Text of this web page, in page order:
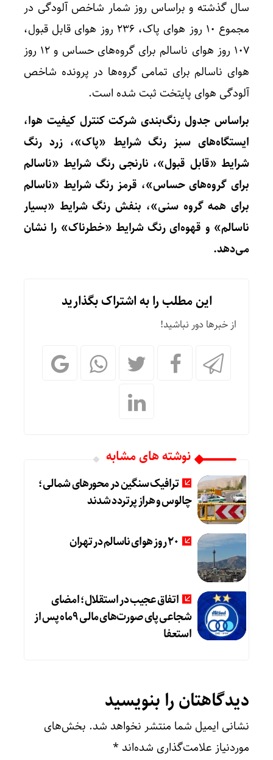
سال گذشته و براساس روز شمار شاخص آلودگی در
مجموع ۱۰ روز هوای پاک، ۲۳۶ روز هوای قابل قبول،
۱۰۷ روز هوای ناسالم برای گروه‌های حساس و ۱۲ روز
هوای ناسالم برای تمامی گروه‌ها در پرونده شاخص
آلودگی هوای پایتخت ثبت شده است.
براساس جدول رنگ‌بندی شرکت کنترل کیفیت هوا،
ایستگاه‌های سبز رنگ شرایط «پاک»، زرد رنگ
شرایط «قابل قبول»، نارنجی‌ رنگ شرایط «ناسالم
برای گروه‌های حساس»، قرمز رنگ شرایط «ناسالم
برای همه گروه سنی»، بنفش‌ رنگ شرایط «بسیار
ناسالم» و قهوه‌ای رنگ شرایط «خطرناک» را نشان
می‌دهد.
این مطلب را به اشتراک بگذارید
از خبرها دور نباشید!
نوشته های مشابه
ترافیک سنگین در محورهای شمالی؛
چالوس و هراز پرتردد شدند
20 روز هوای ناسالم در تهران
اتفاق عجیب در استقلال؛ امضای
شجاعی پای صورت‌های مالی ٩ماه پس از
استعفا
دیدگاهتان را بنویسید
نشانی ایمیل شما منتشر نخواهد شد. بخش‌های
موردنیاز علامت‌گذاری شده‌اند *